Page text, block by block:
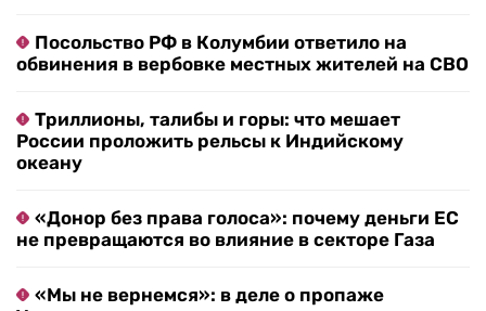
Посольство РФ в Колумбии ответило на
обвинения в вербовке местных жителей на СВО
Триллионы, талибы и горы: что мешает
России проложить рельсы к Индийскому
океану
«Донор без права голоса»: почему деньги ЕС
не превращаются во влияние в секторе Газа
«Мы не вернемся»: в деле о пропаже